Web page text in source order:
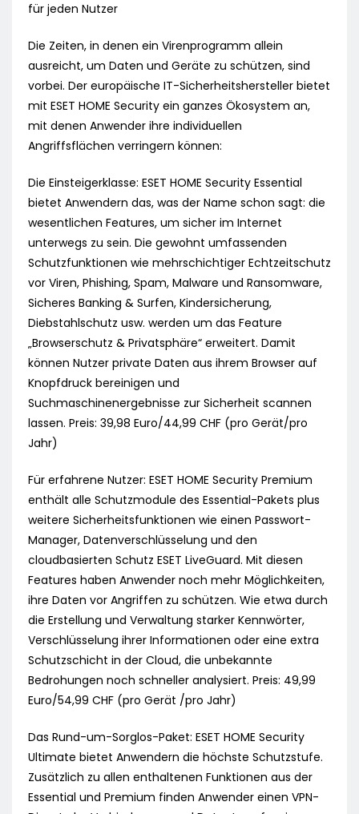
für jeden Nutzer
Die Zeiten, in denen ein Virenprogramm allein
ausreicht, um Daten und Geräte zu schützen, sind
vorbei. Der europäische IT-Sicherheitshersteller bietet
mit ESET HOME Security ein ganzes Ökosystem an,
mit denen Anwender ihre individuellen
Angriffsflächen verringern können:
Die Einsteigerklasse: ESET HOME Security Essential
bietet Anwendern das, was der Name schon sagt: die
wesentlichen Features, um sicher im Internet
unterwegs zu sein. Die gewohnt umfassenden
Schutzfunktionen wie mehrschichtiger Echtzeitschutz
vor Viren, Phishing, Spam, Malware und Ransomware,
Sicheres Banking & Surfen, Kindersicherung,
Diebstahlschutz usw. werden um das Feature
„Browserschutz & Privatsphäre“ erweitert. Damit
können Nutzer private Daten aus ihrem Browser auf
Knopfdruck bereinigen und
Suchmaschinenergebnisse zur Sicherheit scannen
lassen. Preis: 39,98 Euro/44,99 CHF (pro Gerät/pro
Jahr)
Für erfahrene Nutzer: ESET HOME Security Premium
enthält alle Schutzmodule des Essential-Pakets plus
weitere Sicherheitsfunktionen wie einen Passwort-
Manager, Datenverschlüsselung und den
cloudbasierten Schutz ESET LiveGuard. Mit diesen
Features haben Anwender noch mehr Möglichkeiten,
ihre Daten vor Angriffen zu schützen. Wie etwa durch
die Erstellung und Verwaltung starker Kennwörter,
Verschlüsselung ihrer Informationen oder eine extra
Schutzschicht in der Cloud, die unbekannte
Bedrohungen noch schneller analysiert. Preis: 49,99
Euro/54,99 CHF (pro Gerät /pro Jahr)
Das Rund-um-Sorglos-Paket: ESET HOME Security
Ultimate bietet Anwendern die höchste Schutzstufe.
Zusätzlich zu allen enthaltenen Funktionen aus der
Essential und Premium finden Anwender einen VPN-